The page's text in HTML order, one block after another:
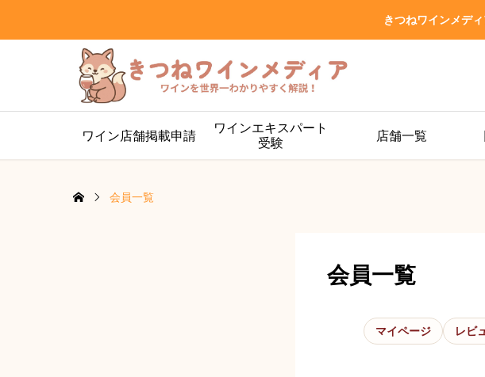
きつねワインメデ
ワイン店舗掲載申請
ワインエキスパート
受験
店舗一覧
会員一覧
会員一覧
マイページ レビ